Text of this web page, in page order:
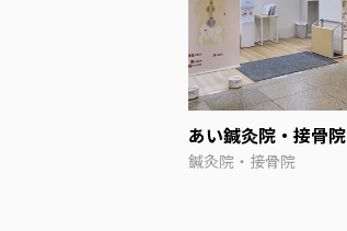
あい鍼灸院・接骨院
鍼灸院・接骨院